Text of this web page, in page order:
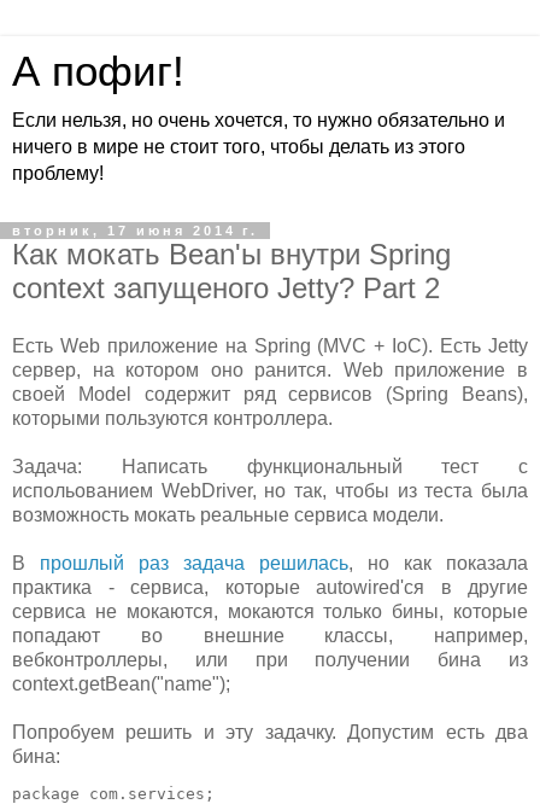
А пофиг!
Если нельзя, но очень хочется, то нужно обязательно и
ничего в мире не стоит того, чтобы делать из этого
проблему!
вторник, 17 июня 2014 г.
Как мокать Bean'ы внутри Spring
context запущеного Jetty? Part 2
Есть Web приложение на Spring (MVC + IoC). Есть Jetty
сервер, на котором оно ранится. Web приложение в
своей Model содержит ряд сервисов (Spring Beans),
которыми пользуются контроллера.
Задача: Написать функциональный тест с
испольованием WebDriver, но так, чтобы из теста была
возможность мокать реальные сервиса модели.
В прошлый раз задача решилась, но как показала
практика - сервиса, которые autowired'ся в другие
сервиса не мокаются, мокаются только бины, которые
попадают во внешние классы, например,
вебконтроллеры, или при получении бина из
context.getBean("name");
Попробуем решить и эту задачку. Допустим есть два
бина:
package com.services;